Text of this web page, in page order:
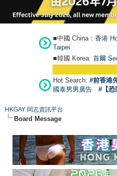
■中國 China： 香港
Taipei
■韓國 Korea: 首爾
Hot Search: #前香港
國泰男男廣告
#【恐
HKGAY 同志資訊平台
Board Message